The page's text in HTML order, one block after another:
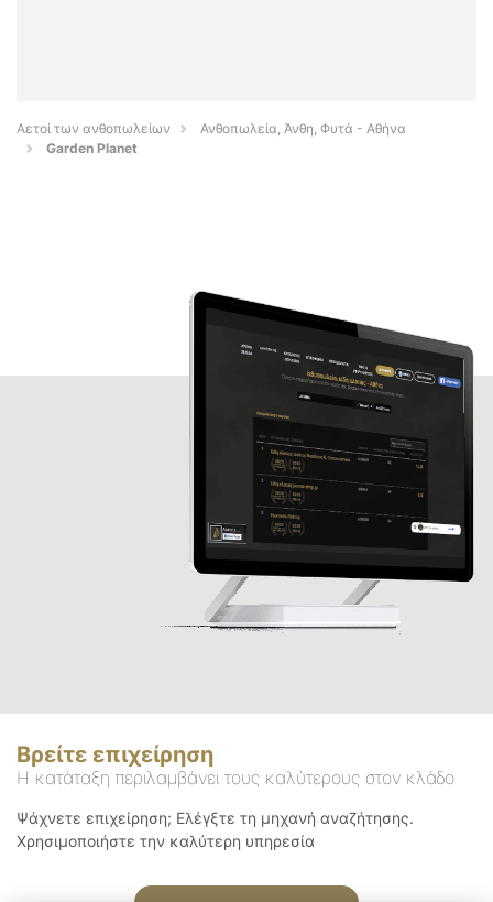
Αετοί των ανθοπωλείων
Ανθοπωλεία, Άνθη, Φυτά - Αθήνα
Garden Planet
Βρείτε επιχείρηση
Η κατάταξη περιλαμβάνει τους καλύτερους στον κλάδο
Ψάχνετε επιχείρηση; Ελέγξτε τη μηχανή αναζήτησης.
Χρησιμοποιήστε την καλύτερη υπηρεσία